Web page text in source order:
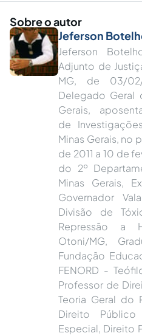
Sobre o autor
Jeferson
Jeferson
Adjunto de
MG, de 03/
Delegado Geral
Gerais,
de
Minas Gerais, no
de 2011 a 10 de
do 2º
Minas Gerais,
Governador
Divisão de
Repressão a
Otoni/MG,
Fundação
FENORD -
Professor de
Teoria Geral do
Direito
Especial, Direito